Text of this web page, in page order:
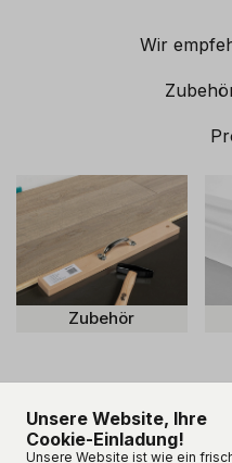
Unsere Website, Ihre
Cookie-Einladung!
Unsere Website ist wie ein
Wir
Zubehör
Unsere